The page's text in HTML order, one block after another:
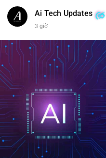
Ai Tech Updates
3 giờ